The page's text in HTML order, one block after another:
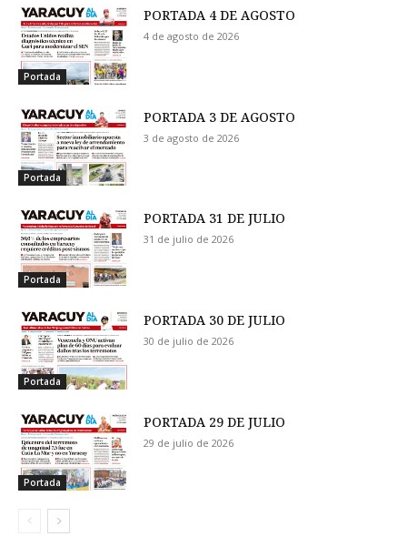
Portada
PORTADA 4 DE AGOSTO
4 de agosto de 2026
Portada
PORTADA 3 DE AGOSTO
3 de agosto de 2026
Portada
PORTADA 31 DE JULIO
31 de julio de 2026
Portada
PORTADA 30 DE JULIO
30 de julio de 2026
Portada
PORTADA 29 DE JULIO
29 de julio de 2026